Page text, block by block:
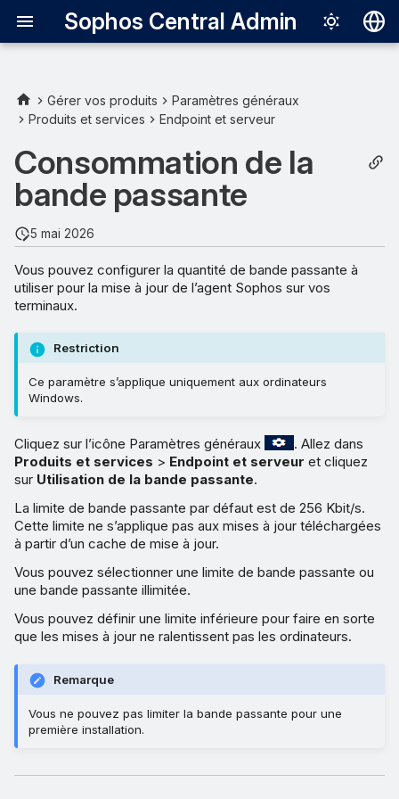
Sophos Central Admin
Français
Português
Gérer vos produits
Paramètres généraux
Produits et services
Endpoint et serveur
Consommation de la
bande passante
5 mai 2026
Vous pouvez configurer la quantité de bande passante à
utiliser pour la mise à jour de l’agent Sophos sur vos
terminaux.
Restriction
Ce paramètre s’applique uniquement aux ordinateurs
Windows.
Cliquez sur l’icône Paramètres généraux
. Allez dans
Produits et services > Endpoint et serveur et cliquez
sur Utilisation de la bande passante.
La limite de bande passante par défaut est de 256 Kbit/s.
Cette limite ne s’applique pas aux mises à jour téléchargées
à partir d’un cache de mise à jour.
Vous pouvez sélectionner une limite de bande passante ou
une bande passante illimitée.
Vous pouvez définir une limite inférieure pour faire en sorte
que les mises à jour ne ralentissent pas les ordinateurs.
Remarque
Vous ne pouvez pas limiter la bande passante pour une
première installation.